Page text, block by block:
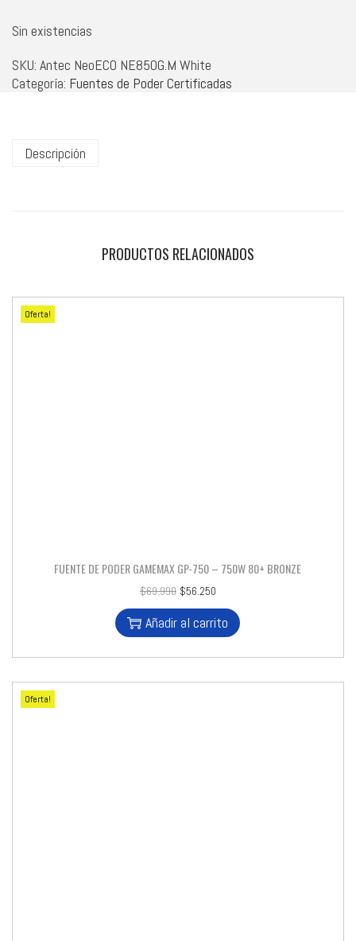
Sin existencias
SKU: Antec NeoECO NE850G.M White
Categoría: Fuentes de Poder Certificadas
Descripción
PRODUCTOS RELACIONADOS
Oferta!
FUENTE DE PODER GAMEMAX GP-750 – 750W 80+ BRONZE
$69.990 $56.250
Añadir al carrito
Oferta!